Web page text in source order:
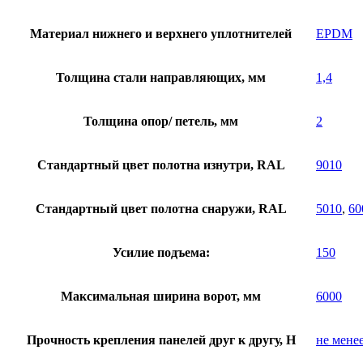
Материал нижнего и верхнего уплотнителей EPDM
Толщина стали направляющих, мм 1,4
Толщина опор/ петель, мм 2
Стандартный цвет полотна изнутри, RAL 9010
Стандартный цвет полотна снаружи, RAL 5010,
Усилие подъема: 150
Максимальная ширина ворот, мм 6000
Прочность крепления панелей друг к другу, Н не